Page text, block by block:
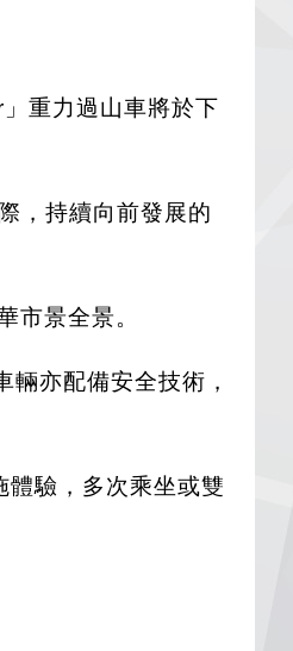
重力過山車將於下
，持續向前發展的
市景全景。
亦配備安全技術，
驗，多次乘坐或雙